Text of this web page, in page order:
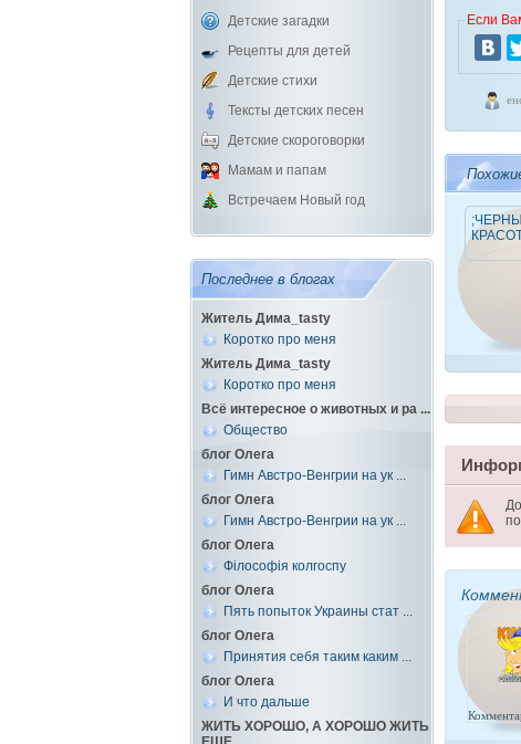
Детские загадки
Рецепты для детей
Детские стихи
Тексты детских песен
Детские скороговорки
Мамам и папам
Встречаем Новый год
Последнее в блогах
Житель Дима_tasty
Коротко про меня
Житель Дима_tasty
Коротко про меня
Всё интересное о животных и ра ...
Общество
блог Олега
Гимн Австро-Венгрии на ук ...
блог Олега
Гимн Австро-Венгрии на ук ...
блог Олега
Філософія колгоспу
блог Олега
Пять попыток Украины стат ...
блог Олега
Принятия себя таким каким ...
блог Олега
И что дальше
ЖИТЬ ХОРОШО, А ХОРОШО ЖИТЬ
Если